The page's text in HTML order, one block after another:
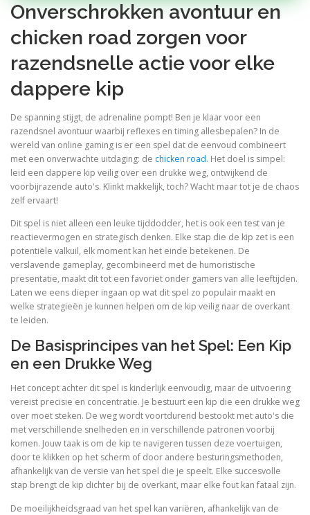
Onverschrokken avontuur en
chicken road zorgen voor
razendsnelle actie voor elke
dappere kip
De spanning stijgt, de adrenaline pompt! Ben je klaar voor een
razendsnel avontuur waarbij reflexes en timing allesbepalen? In de
wereld van online gaming is er een spel dat de eenvoud combineert
met een onverwachte uitdaging: de chicken road. Het doel is simpel:
leid een dappere kip veilig over een drukke weg, ontwijkend de
voorbijrazende auto's. Klinkt makkelijk, toch? Wacht maar tot je de chaos
zelf ervaart!
Dit spel is niet alleen een leuke tijddodder, het is ook een test van je
reactievermogen en strategisch denken. Elke stap die de kip zet is een
potentiële valkuil, elk moment kan het einde betekenen. De
verslavende gameplay, gecombineerd met de humoristische
presentatie, maakt dit tot een favoriet onder gamers van alle leeftijden.
Laten we eens dieper ingaan op wat dit spel zo populair maakt en
welke strategieën je kunnen helpen om de kip veilig naar de overkant
te leiden.
De Basisprincipes van het Spel: Een Kip
en een Drukke Weg
Het concept achter dit spel is kinderlijk eenvoudig, maar de uitvoering
vereist precisie en concentratie. Je bestuurt een kip die een drukke weg
over moet steken. De weg wordt voortdurend bestookt met auto's die
met verschillende snelheden en in verschillende patronen voorbij
komen. Jouw taak is om de kip te navigeren tussen deze voertuigen,
door te klikken op het scherm of door andere besturingsmethoden,
afhankelijk van de versie van het spel die je speelt. Elke succesvolle
stap brengt de kip dichter bij de overkant, maar elke fout kan fataal zijn.
De moeilijkheidsgraad van het spel kan variëren, afhankelijk van de